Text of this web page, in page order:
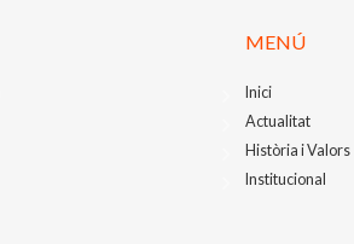
MENÚ
Inici
Actualitat
Història i Valors
Institucional